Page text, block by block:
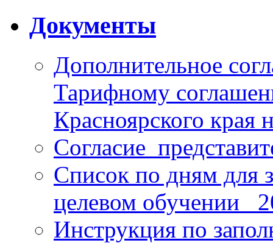
Документы
Дополнительное
Тарифному
Красноярского края
Список по дням для
целевом обучении_
Инструкция по